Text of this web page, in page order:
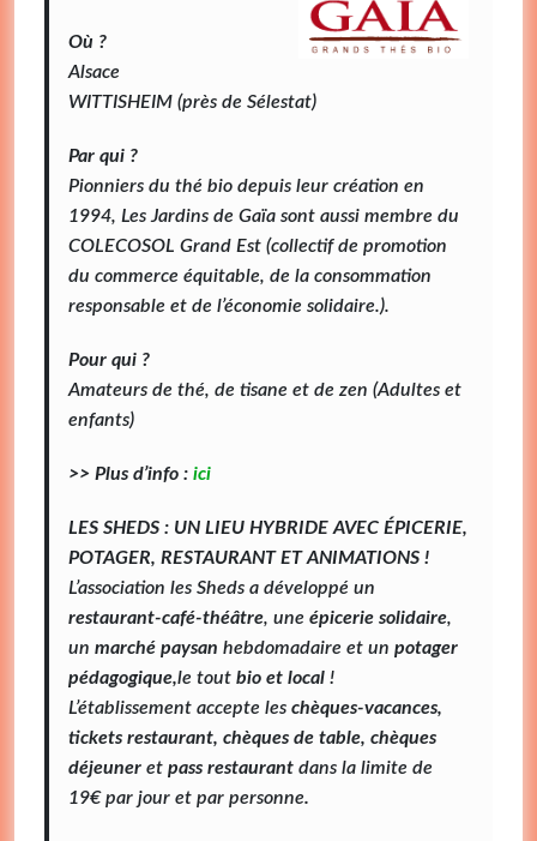
Où ?
Alsace
WITTISHEIM (près de Sélestat)
Par qui ?
Pionniers du thé bio depuis leur création en
1994, Les Jardins de Gaïa sont aussi membre du
COLECOSOL Grand Est (collectif de promotion
du commerce équitable, de la consommation
responsable et de l’économie solidaire.).
Pour qui ?
Amateurs de thé, de tisane et de zen (Adultes et
enfants)
>> Plus d’info : ici
LES SHEDS : UN LIEU HYBRIDE AVEC ÉPICERIE,
POTAGER, RESTAURANT ET ANIMATIONS !
L’association les Sheds a développé un
restaurant-café-théâtre, une épicerie solidaire,
un marché paysan hebdomadaire et un potager
pédagogique,le tout bio et local !
L’établissement accepte les chèques-vacances,
tickets restaurant, chèques de table, chèques
déjeuner et pass restaurant dans la limite de
19€ par jour et par personne.